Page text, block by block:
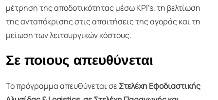
μέτρηση της αποδοτικότητας μέσω KPI’s, τη βελτίωση
της ανταπόκρισης στις απαιτήσεις της αγοράς και τη
μείωση των λειτουργικών κόστους.
Σε ποιους απευθύνεται
Το πρόγραμμα απευθύνεται σεΣτελέχη Εφοδιαστικής